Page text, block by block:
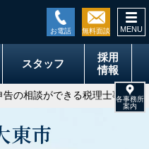
スタッフ
採用
情報
の相談ができる税理士事務所
東市